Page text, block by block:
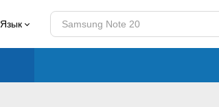
Язык